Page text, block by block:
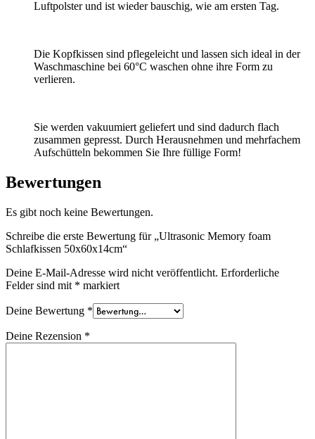
Luftpolster und ist wieder bauschig, wie am ersten Tag.
Die Kopfkissen sind pflegeleicht und lassen sich ideal in der
Waschmaschine bei 60°C waschen ohne ihre Form zu
verlieren.
Sie werden vakuumiert geliefert und sind dadurch flach
zusammen gepresst. Durch Herausnehmen und mehrfachem
Aufschütteln bekommen Sie Ihre füllige Form!
Bewertungen
Es gibt noch keine Bewertungen.
Schreibe die erste Bewertung für „Ultrasonic Memory foam
Schlafkissen 50x60x14cm“
Deine E-Mail-Adresse wird nicht veröffentlicht. Erforderliche
Felder sind mit * markiert
Deine Bewertung *
Deine Rezension *